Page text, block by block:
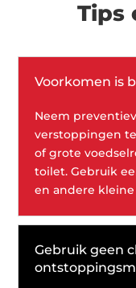
Tips
Voorkomen is
Neem
verstoppingen
of grote
toilet. Gebruik
en andere
Gebruik geen